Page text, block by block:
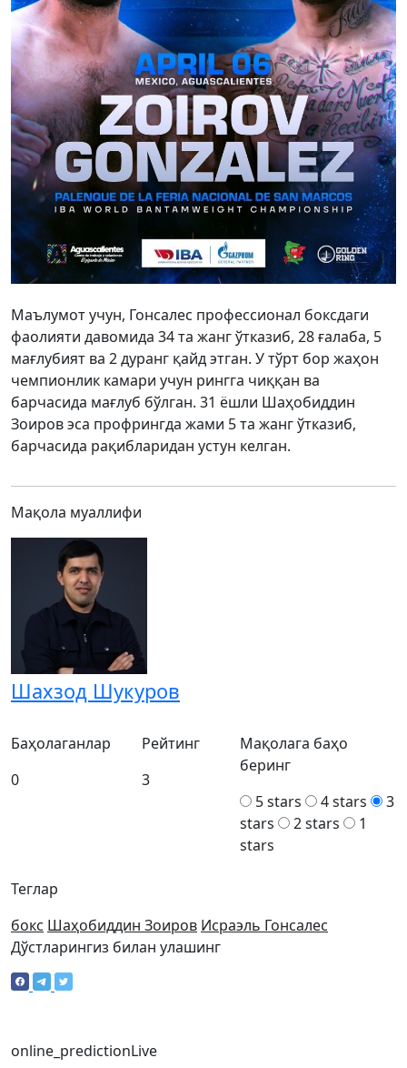
Маълумот учун, Гонсалес профессионал боксдаги
фаолияти давомида 34 та жанг ўтказиб, 28 ғалаба, 5
мағлубият ва 2 дуранг қайд этган. У тўрт бор жаҳон
чемпионлик камари учун рингга чиққан ва
барчасида мағлуб бўлган. 31 ёшли Шаҳобиддин
Зоиров эса профрингда жами 5 та жанг ўтказиб,
барчасида рақибларидан устун келган.
Мақола муаллифи
Шахзод Шукуров
Теглар
бокс Шаҳобиддин Зоиров Исраэль Гонсалес
Баҳолаганлар
0
Рейтинг
3
Мақолага баҳо
беринг
5 stars
4 stars
3
stars
2 stars
1
stars
Дўстларингиз билан улашинг
online_predictionLive